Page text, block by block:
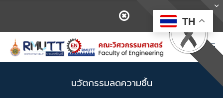
นวัตกรรมลดความชื้น
TH